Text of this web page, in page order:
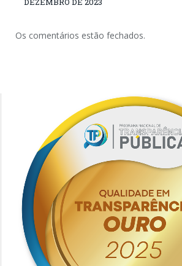
Os comentários estão fechados.